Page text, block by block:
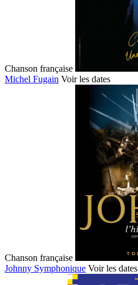
Chanson française
Michel Fugain Voir les dates
Chanson française
Johnny Symphonique Voir les dates